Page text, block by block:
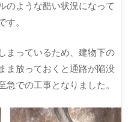
のような酷い状況になって
す。
まっているため、建物下の
ま放っておくと通路が陥没
急での工事となりました。